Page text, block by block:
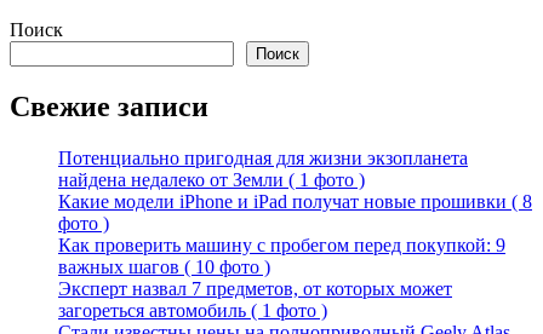
Поиск
Поиск
Свежие записи
Потенциально пригодная для жизни экзопланета
найдена недалеко от Земли ( 1 фото )
Какие модели iPhone и iPad получат новые прошивки ( 8
фото )
Как проверить машину с пробегом перед покупкой: 9
важных шагов ( 10 фото )
Эксперт назвал 7 предметов, от которых может
загореться автомобиль ( 1 фото )